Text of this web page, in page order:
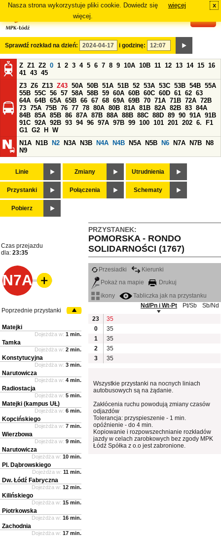
Nasza strona wykorzystuje pliki cookie. Dowiedz się
więcej.
więcej x
Sprawdź rozkład na dzień: i godzinę:
Z Z1 Z2 0 1 2 3 4 5 6 7 8 9 10A 10B 11 12 13 14 15 16
41 43 45
Z3 Z6 Z13 Z43 50A 50B 51A 51B 52 53A 53C 53B 54B 55A
55B 55C 56 57 58A 58B 59 60A 60B 60C 60D 61 62 63
64A 64B 65A 65B 66 67 68 69A 69B 70 71A 71B 72A 72B
73 75A 75B 76 77 78 80A 80B 81A 81B 82A 82B 83 84A
84B 85A 85B 86 87A 87B 88A 88B 88C 88D 89 90 91A 91B
91C 92A 92B 93 94 96 97A 97B 99 100 101 201 202 6.
F1
G1 G2 H
W
N1A
N1B N2 N3A N3B N4A N4B N5A N5B N6 N7A N7B
N8
N9
Linie Zmiany Utrudnienia
Przystanki Połączenia Schematy
Pobierz
PRZYSTANEK:
POMORSKA - RONDO
SOLIDARNOŚCI (1767)
Czas przejazdu
dla: 23:35
N7A
Przesiadki
Kierunki
Pokaż na mapie
Drukuj
ikony
Tabliczka jak na przystanku
Nd/Pn i Wt-Pt
Pt/Sb
Sb/Nd
23
35
0
35
1
35
2
35
3
35
Wszystkie przystanki na nocnych liniach
autobusowych są na żądanie.
Zakłócenia ruchu powodują zmiany czasów
odjazdów
Tolerancja: przyspieszenie - 1 min.
opóźnienie - do 4 min.
Kopiowanie i rozpowszechnianie rozkładów
jazdy w celach zarobkowych bez zgody MPK
Łódź Spółka z o.o jest zabronione.
Poprzednie przystanki
Matejki
Dojeżdża w: 1 min.
Tamka
Dojeżdża w: 2 min.
Konstytucyjna
Dojeżdża w: 3 min.
Narutowicza
Dojeżdża w: 4 min.
Radiostacja
Dojeżdża w: 5 min.
Matejki (kampus UŁ)
Dojeżdża w: 6 min.
Kopcińskiego
Dojeżdża w: 7 min.
Wierzbowa
Dojeżdża w: 9 min.
Narutowicza
Dojeżdża w: 10 min.
Pl. Dąbrowskiego
Dojeżdża w: 11 min.
Dw. Łódź Fabryczna
Dojeżdża w: 12 min.
Kilińskiego
Dojeżdża w: 15 min.
Piotrkowska
Dojeżdża w: 16 min.
Zachodnia
Dojeżdża w: 17 min.